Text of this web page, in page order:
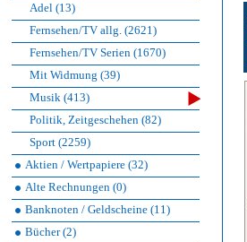
Adel (13)
Fernsehen/TV allg. (2621)
Fernsehen/TV Serien (1670)
Mit Widmung (39)
Musik (413)
Politik, Zeitgeschehen (82)
Sport (2259)
Aktien / Wertpapiere (32)
Alte Rechnungen (0)
Banknoten / Geldscheine (11)
Bücher (2)